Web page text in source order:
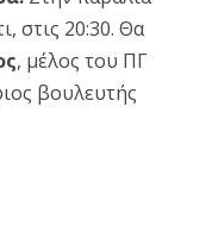
στις 20:30. Θα
, μέλος του ΠΓ
βουλευτής